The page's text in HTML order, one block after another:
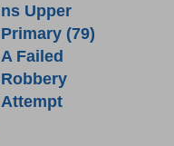
ns Upper
Primary (79)
A Failed
Robbery
Attempt